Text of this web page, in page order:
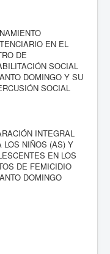
EN EL
DE
SOCIAL
DOMINGO Y SU
SOCIAL
INTEGRAL
LOS NIÑOS (AS) Y
EN LOS
DE FEMICIDIO
DOMINGO